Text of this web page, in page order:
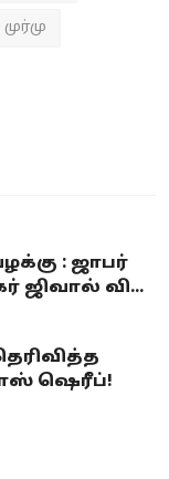
முர்மு
: ஜாபர்
ஜிவால் வி...
ஷெரீப்!